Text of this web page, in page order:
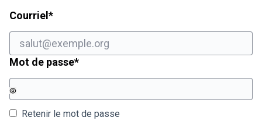
Courriel *Champ obligatoire
Mot de passe*Champ obligatoire
Retenir le mot de passe